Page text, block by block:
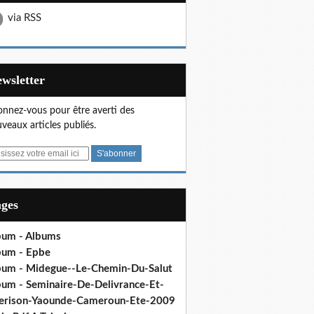
via RSS
vous pour être averti des
articles publiés.
- Albums
- Epbe
- Midegue--Le-Chemin-Du-Salut
- Seminaire-De-Delivrance-Et-
Yaounde-Cameroun-Ete-2009